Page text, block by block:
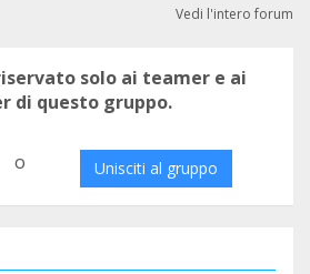
Vedi l'intero forum
solo ai teamer e ai
di questo gruppo.
o Unisciti al gruppo